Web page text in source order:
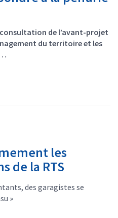
consultation de l’avant-projet
du territoire et les
les
de la RTS
des garagistes se
»